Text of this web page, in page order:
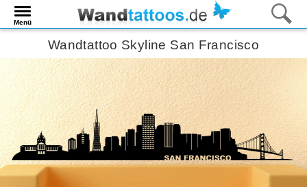
Menü
Wandtattoo Skyline San Francisco